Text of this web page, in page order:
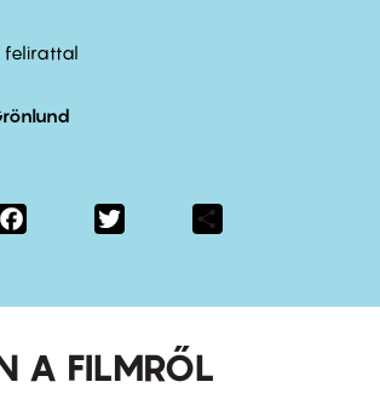
felirattal
Facebook
A FILMRŐL